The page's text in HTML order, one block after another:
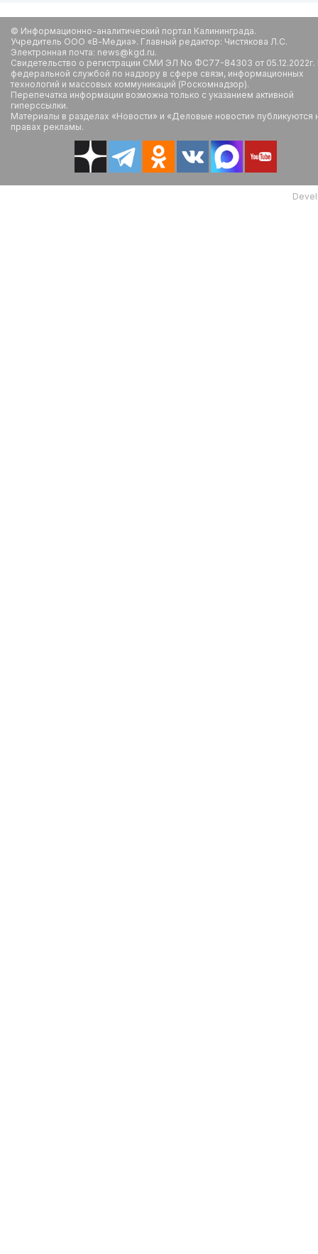
© Информационно-аналитический портал Калининграда.
Учредитель ООО «В-Медиа». Главный редактор: Чистякова Л.С.
Электронная почта: news@kgd.ru.
Свидетельство о регистрации СМИ ЭЛ No ФС77-84303 от
федеральной службой по надзору в сфере связи, информационных
технологий и массовых коммуникаций (Роскомнадзор).
Перепечатка информации возможна только с указанием активной
гиперссылки.
Материалы в разделах «Новости» и «Деловые новости» публикуются
правах рекламы.